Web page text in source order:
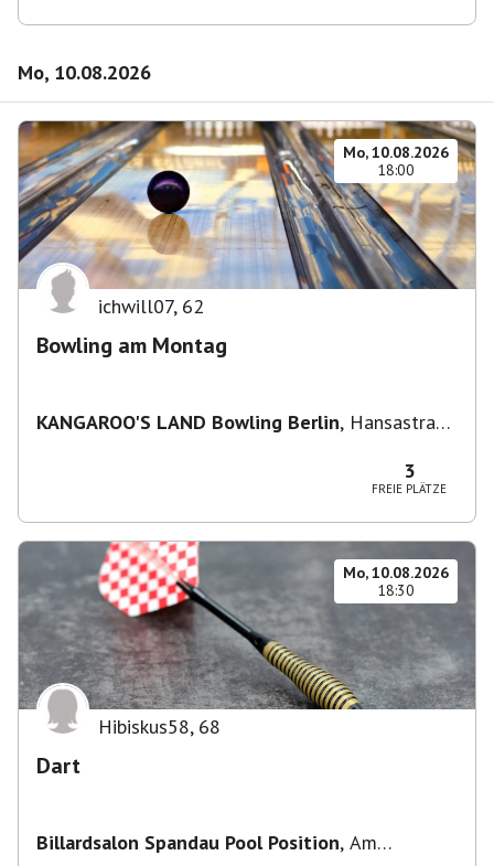
Mo, 10.08.2026
Mo, 10.08.2026
18:00
ichwill07, 62
Bowling am Montag
KANGAROO'S LAND Bowling Berlin, Hansastraße
3
FREIE PLÄTZE
Mo, 10.08.2026
18:30
Hibiskus58, 68
Dart
Billardsalon Spandau Pool Position, Am